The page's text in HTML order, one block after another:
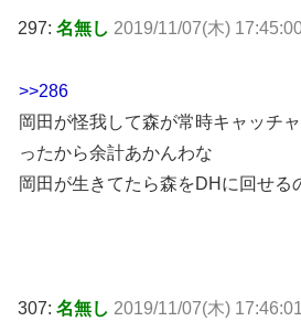
297: 名無し 2019/11/07(木)
>>286
岡田が怪我して森が常時キャッチ
ったから余計あかんわな
岡田が生きてたら森をDHに回せる
307: 名無し 2019/11/07(木)